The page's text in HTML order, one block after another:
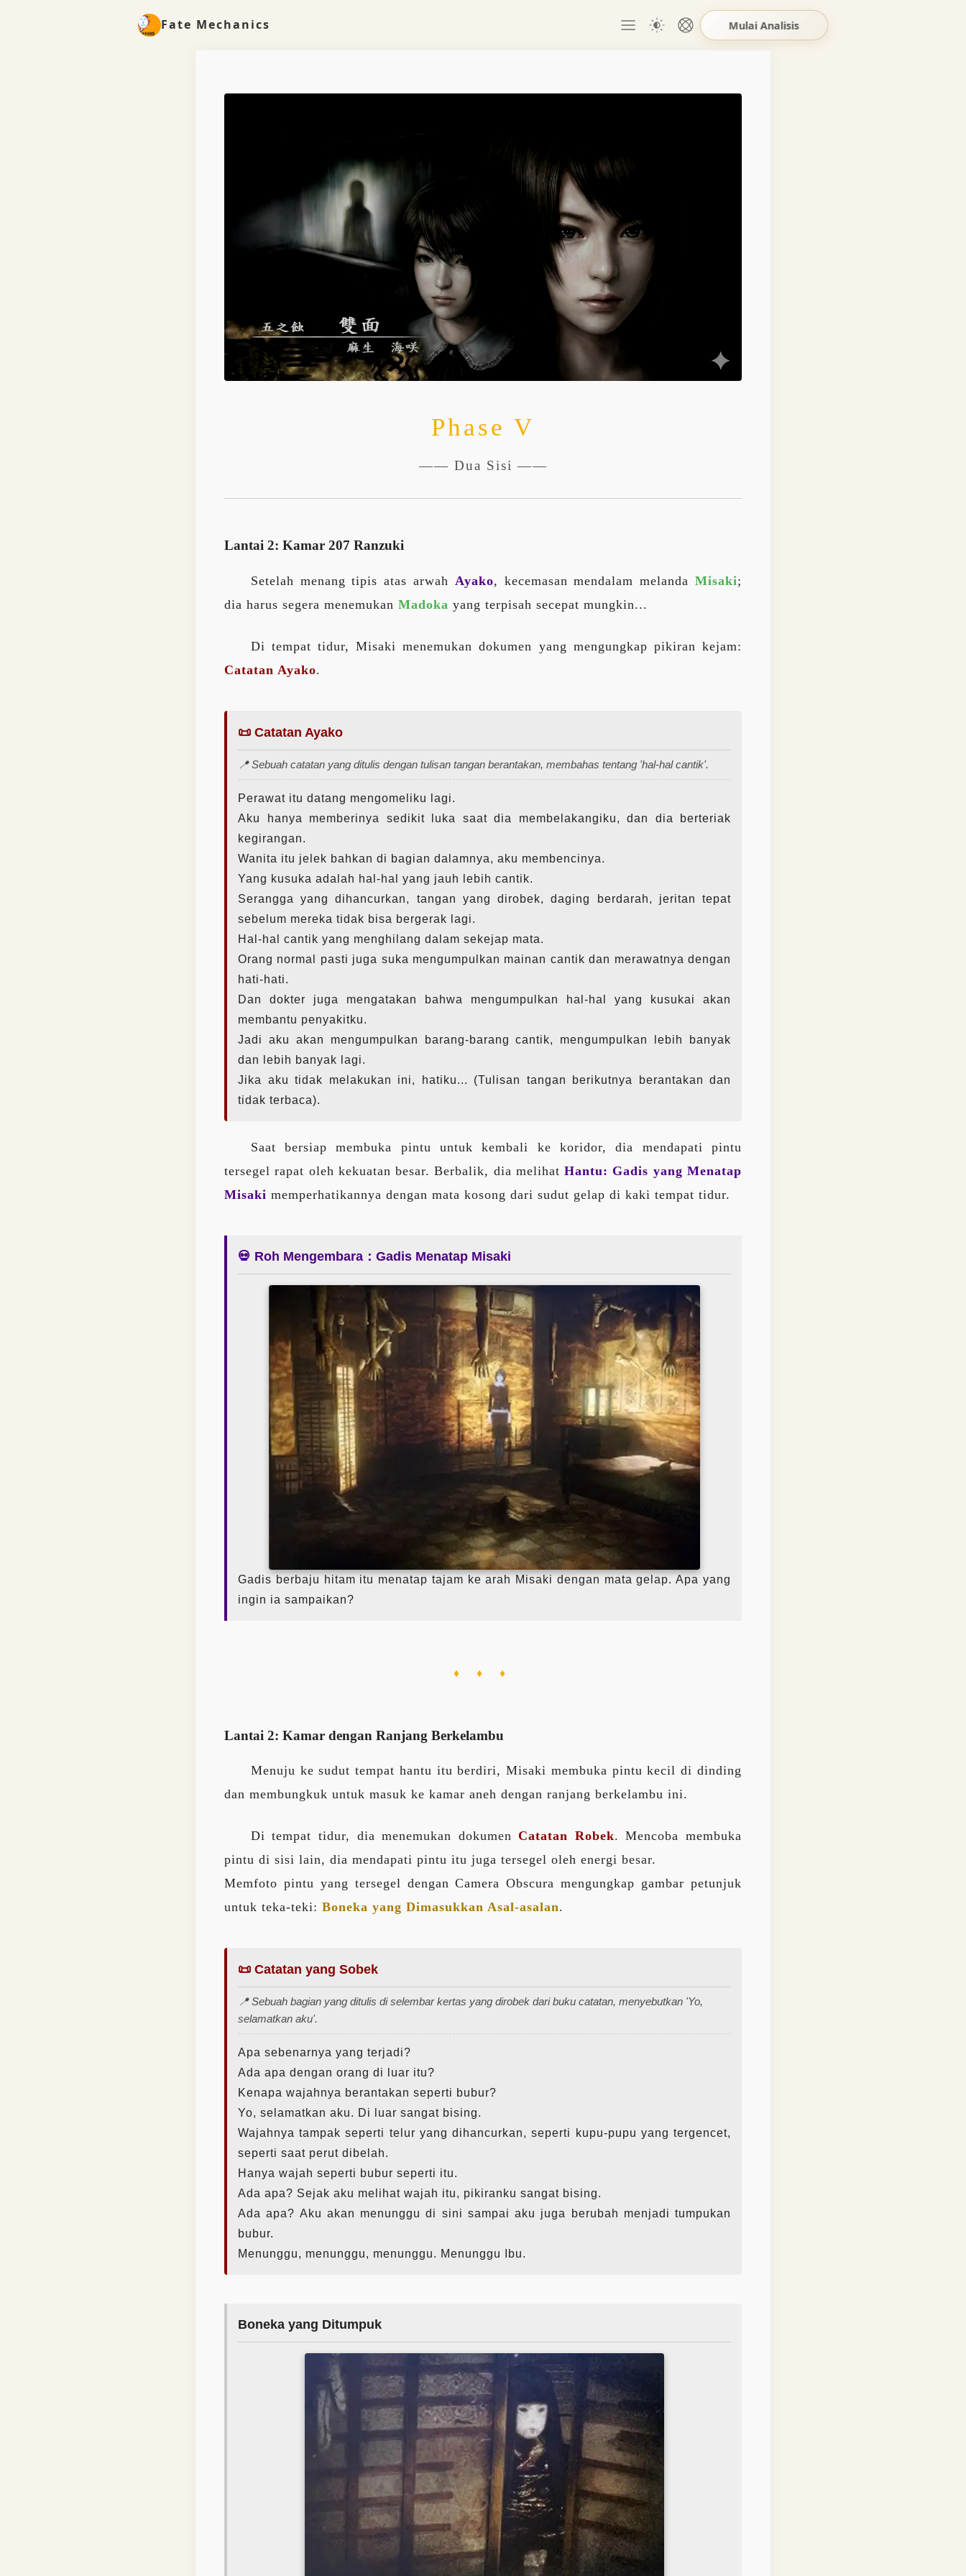
Fate Mechanics Mulai Analisis
Phase V
—— Dua Sisi ——
Lantai 2: Kamar 207 Ranzuki
Setelah menang tipis atas arwah Ayako, kecemasan mendalam melandaMisaki;
dia harus segera menemukan Madoka yang terpisah secepat mungkin...
Di tempat tidur, Misaki menemukan dokumen yang mengungkap pikiran kejam:
Catatan Ayako.
📜 Catatan Ayako
📍 Sebuah catatan yang ditulis dengan tulisan tangan berantakan, membahas tentang 'hal-hal cantik'.
Perawat itu datang mengomeliku lagi.
Aku hanya memberinya sedikit luka saat dia membelakangiku, dan dia berteriak
kegirangan.
Wanita itu jelek bahkan di bagian dalamnya, aku membencinya.
Yang kusuka adalah hal-hal yang jauh lebih cantik.
Serangga yang dihancurkan, tangan yang dirobek, daging berdarah, jeritan tepat
sebelum mereka tidak bisa bergerak lagi.
Hal-hal cantik yang menghilang dalam sekejap mata.
Orang normal pasti juga suka mengumpulkan mainan cantik dan merawatnya dengan
hati-hati.
Dan dokter juga mengatakan bahwa mengumpulkan hal-hal yang kusukai akan
membantu penyakitku.
Jadi aku akan mengumpulkan barang-barang cantik, mengumpulkan lebih banyak
dan lebih banyak lagi.
Jika aku tidak melakukan ini, hatiku... (Tulisan tangan berikutnya berantakan dan
tidak terbaca).
Saat bersiap membuka pintu untuk kembali ke koridor, dia mendapati pintu
tersegel rapat oleh kekuatan besar. Berbalik, dia melihatHantu: Gadis yang Menatap
Misaki memperhatikannya dengan mata kosong dari sudut gelap di kaki tempat tidur.
💀 Roh Mengembara：Gadis Menatap Misaki
Gadis berbaju hitam itu menatap tajam ke arah Misaki dengan mata gelap. Apa yang
ingin ia sampaikan?
♦ ♦ ♦
Lantai 2: Kamar dengan Ranjang Berkelambu
Menuju ke sudut tempat hantu itu berdiri, Misaki membuka pintu kecil di dinding
dan membungkuk untuk masuk ke kamar aneh dengan ranjang berkelambu ini.
Di tempat tidur, dia menemukan dokumenCatatan Robek. Mencoba membuka
pintu di sisi lain, dia mendapati pintu itu juga tersegel oleh energi besar.
Memfoto pintu yang tersegel dengan Camera Obscura mengungkap gambar petunjuk
untuk teka-teki: Boneka yang Dimasukkan Asal-asalan.
📜 Catatan yang Sobek
📍 Sebuah bagian yang ditulis di selembar kertas yang dirobek dari buku catatan, menyebutkan 'Yo,
selamatkan aku'.
Apa sebenarnya yang terjadi?
Ada apa dengan orang di luar itu?
Kenapa wajahnya berantakan seperti bubur?
Yo, selamatkan aku. Di luar sangat bising.
Wajahnya tampak seperti telur yang dihancurkan, seperti kupu-pupu yang tergencet,
seperti saat perut dibelah.
Hanya wajah seperti bubur seperti itu.
Ada apa? Sejak aku melihat wajah itu, pikiranku sangat bising.
Ada apa? Aku akan menunggu di sini sampai aku juga berubah menjadi tumpukan
bubur.
Menunggu, menunggu, menunggu. Menunggu Ibu.
Boneka yang Ditumpuk